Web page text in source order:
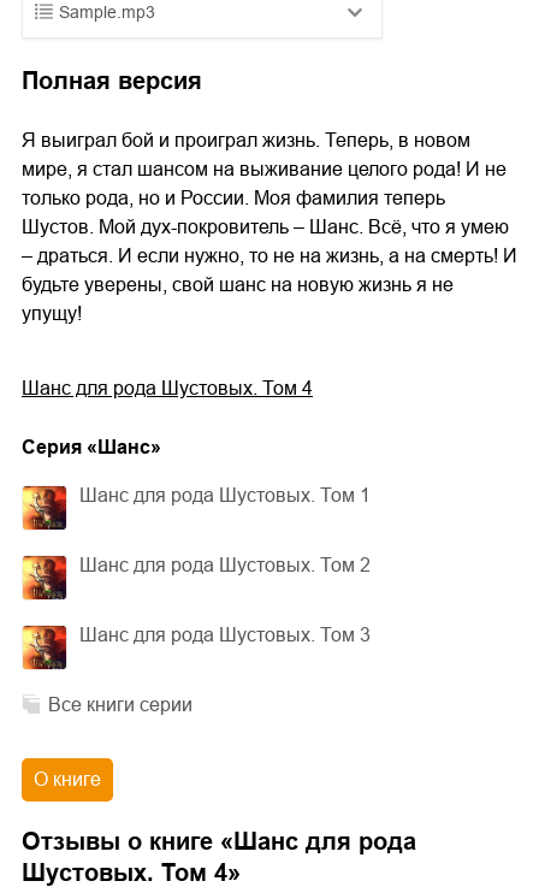
Sample.mp3
03.mp3 14:00
Полная версия
Я выиграл бой и проиграл жизнь. Теперь, в новом
мире, я стал шансом на выживание целого рода! И не
только рода, но и России. Моя фамилия теперь
Шустов. Мой дух-покровитель – Шанс. Всё, что я умею
– драться. И если нужно, то не на жизнь, а на смерть! И
будьте уверены, свой шанс на новую жизнь я не
упущу!
Шанс для рода Шустовых. Том 4
Cерия « Шанс»
Шанс для рода Шустовых. Том 1
Шанс для рода Шустовых. Том 2
Шанс для рода Шустовых. Том 3
Все книги серии
О книге
Отзывы о книге «Шанс для рода
Шустовых. Том 4»